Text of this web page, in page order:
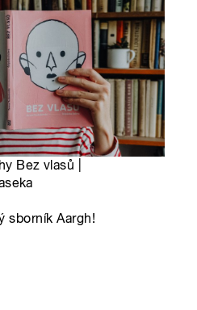
Bez vlasů |
sborník Aargh!